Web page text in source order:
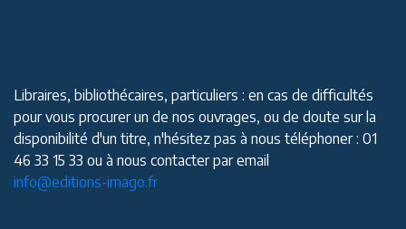
Libraires, bibliothécaires, particuliers : en cas de difficultés
pour vous procurer un de nos ouvrages, ou de doute sur la
disponibilité d'un titre, n'hésitez pas à nous téléphoner : 01
46 33 15 33 ou à nous contacter par email
info@editions-imago.fr